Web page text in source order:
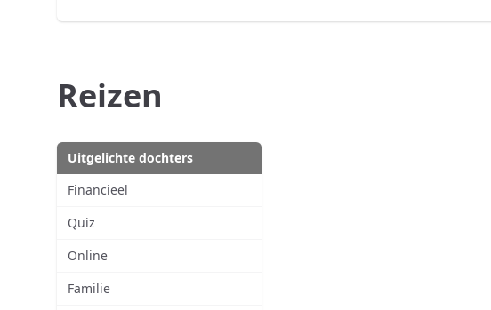
Reizen
Uitgelichte dochters
Financieel
Quiz
Online
Familie